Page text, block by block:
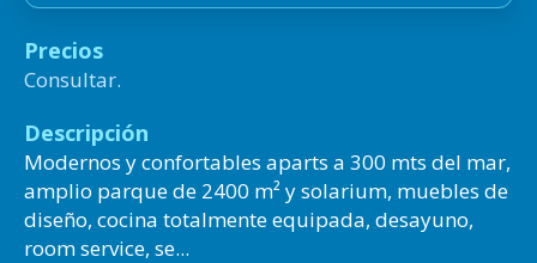
Precios
Consultar.
Descripción
Modernos y confortables aparts a 300 mts del mar,
amplio parque de 2400 m² y solarium, muebles de
diseño, cocina totalmente equipada, desayuno,
room service, se...